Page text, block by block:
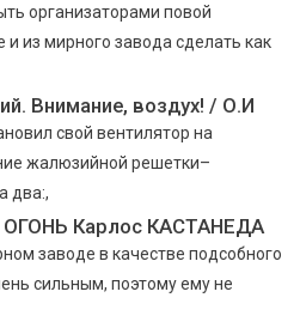
организаторами повой
из мирного завода сделать как
Внимание, воздух! / О.И
свой вентилятор на
жалюзийной решетки–
два:,
Карлос КАСТАНЕДА
заводе в качестве подсобного
сильным, поэтому ему не